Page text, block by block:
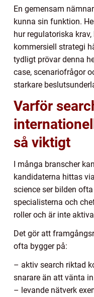
En gemensam
kunna sin funktion.
hur regulatoriska
kommersiell strategi
tydligt prövar denna
case, scenariofrågor
starkare
Varför
så viktigt
I många branscher
kandidaterna hittas
science ser bilden
specialisterna och
roller och är inte
Det gör att
ofta bygger på:
– aktiv search riktad
snarare än att vänta
– levande nätverk